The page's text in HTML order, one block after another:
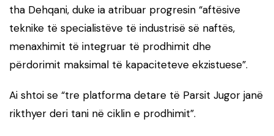
tha Dehqani, duke ia atribuar progresin “aftësive
teknike të specialistëve të industrisë së naftës,
menaxhimit të integruar të prodhimit dhe
përdorimit maksimal të kapaciteteve ekzistuese”.
Ai shtoi se “tre platforma detare të Parsit Jugor janë
rikthyer deri tani në ciklin e prodhimit”.